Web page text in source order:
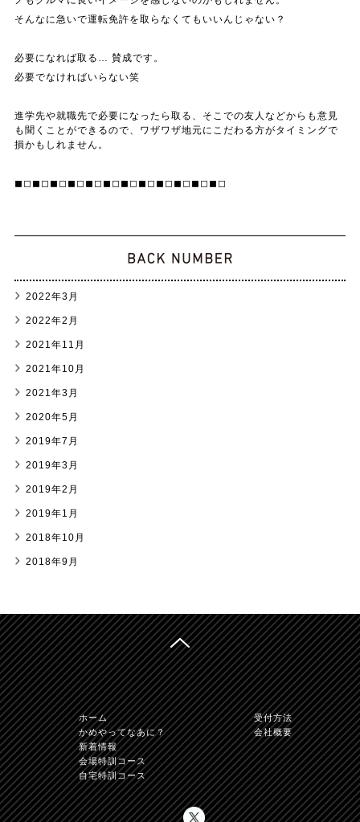
そんなに急いで運転免許を取らなくてもいいんじゃない？
必要になれば取る… 賛成です。
必要でなければいらない笑
進学先や就職先で必要になったら取る、そこでの友人などからも意見
も聞くことができるので、ワザワザ地元にこだわる方がタイミングで
損かもしれません。
◼︎◻︎◼︎◻︎◼︎◻︎◼︎◻︎◼︎◻︎◼︎◻︎◼︎◻︎◼︎◻︎◼︎◻︎◼︎◻︎◼︎◻︎◼︎◻︎
2022年3月
2022年2月
2021年11月
2021年10月
2021年3月
2020年5月
2019年7月
2019年3月
2019年2月
2019年1月
2018年10月
2018年9月
TOPへ
かめや免許学科
ホーム
かめやってなあに？
新着情報
会場特訓コース
自宅特訓コース
受付方法
会社概要